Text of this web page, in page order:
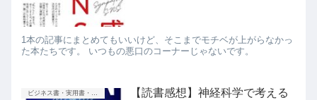
1本の記事にまとめてもいいけど、そこまでモチベが上がらなかっ
た本たちです。 いつもの悪口のコーナーじゃないです。
ビジネス書・実用書・新書等
【読書感想】神経科学で考える